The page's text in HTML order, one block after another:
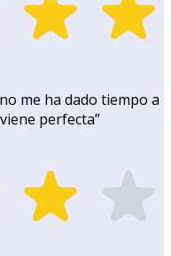
me ha dado tiempo a
perfecta”